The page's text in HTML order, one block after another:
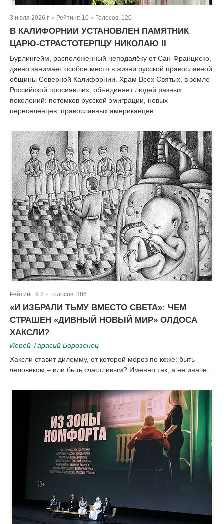
3 июля 2026 г. Рейтинг: 10 Голосов: 120
В КАЛИФОРНИИ УСТАНОВЛЕН ПАМЯТНИК
ЦАРЮ-СТРАСТОТЕРПЦУ НИКОЛАЮ II
Бурлингейм, расположенный неподалёку от Сан-Франциско,
давно занимает особое место в жизни русской православной
общины Северной Калифорнии. Храм Всех Святых, в земле
Российской просиявших, объединяет людей разных
поколений: потомков русской эмиграции, новых
переселенцев, православных американцев.
Рейтинг: 9.8 Голосов: 386
«И ИЗБРАЛИ ТЬМУ ВМЕСТО СВЕТА»: ЧЕМ
СТРАШЕН «ДИВНЫЙ НОВЫЙ МИР» ОЛДОСА
ХАКСЛИ?
Иерей Тарасий Борозенец
Хаксли ставит дилемму, от которой мороз по коже: быть
человеком – или быть счастливым? Именно так, а не иначе.